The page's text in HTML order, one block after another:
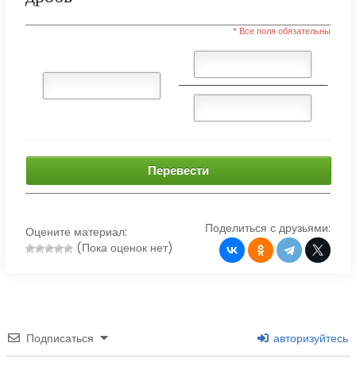
* Все поля обязательны
Перевести
Оцените материал:
(Пока оценок нет)
Поделиться с друзьями:
Подписаться авторизуйтесь